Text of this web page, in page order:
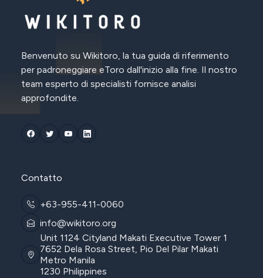
Benvenuto su Wikitoro, la tua guida di riferimento
per padroneggiare eToro dall'inizio alla fine. Il nostro
team esperto di specialisti fornisce analisi
approfondite.
Contatto
+63-955-411-0060
info@wikitoro.org
Unit 1124 Cityland Makati Executive Tower 1
7652 Dela Rosa Street, Pio Del Pilar Makati
Metro Manila
1230 Philippines